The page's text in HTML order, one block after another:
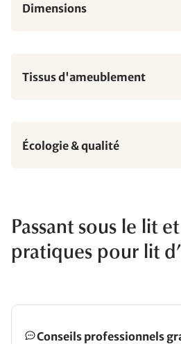
Dimensions
Tissus d'ameublement
Écologie & qualité
Passant sous le lit
pratiques pour lit
Conseils professionnels